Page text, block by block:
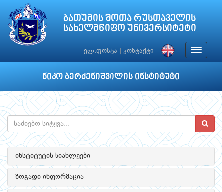
ბათუმის შოთა რუსთაველის
სახელმწიფო უნივერსიტეტი
ელ.ფოსტა კონტაქტი
Toggle
ნიკო ბერძენიშვილის ინსტიტუტი
ინსტიტუტის სიახლეები
ზოგადი ინფორმაცია